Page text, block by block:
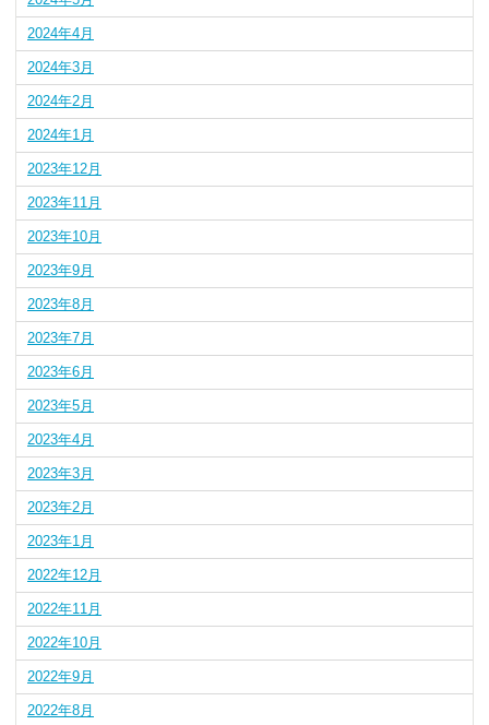
2024年4月
2024年3月
2024年2月
2024年1月
2023年12月
2023年11月
2023年10月
2023年9月
2023年8月
2023年7月
2023年6月
2023年5月
2023年4月
2023年3月
2023年2月
2023年1月
2022年12月
2022年11月
2022年10月
2022年9月
2022年8月